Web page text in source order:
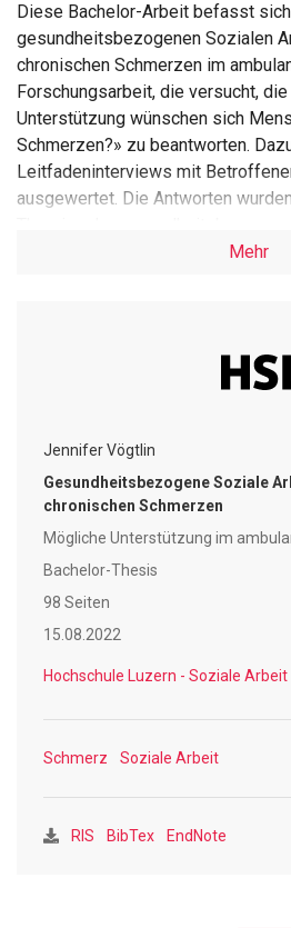
Diese Bachelor-Arbeit befasst
gesundheitsbezogenen Sozialen
chronischen Schmerzen im
Forschungsarbeit, die versucht,
Unterstützung wünschen sich
Schmerzen?» zu beantworten.
Leitfadeninterviews mit
ausgewertet. Die Antworten
gebracht und zu
Schmerzen. Trotzdem konnte
werden, die einen
Vorteile darin sieht. Festzuhalten
Forschung benötigt, um den
Fachpersonen der Sozialen Arbeit
für Menschen mit chronischen
können.
Mehr
Jennifer Vögtlin
Gesundheitsbezogene Soziale
chronischen Schmerzen
Mögliche Unterstützung im
Bachelor-Thesis
98 Seiten
15.08.2022
Hochschule Luzern - Soziale Arbeit
Schmerz Soziale Arbeit
RIS BibTex EndNote